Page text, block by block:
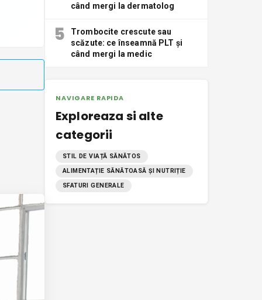
când mergi la dermatolog
5
Trombocite crescute sau
scăzute: ce înseamnă PLT și
când mergi la medic
NAVIGARE RAPIDA
Exploreaza si alte
categorii
STIL DE VIAȚĂ SĂNĂTOS
ALIMENTAȚIE SĂNĂTOASĂ ȘI NUTRIȚIE
SFATURI GENERALE